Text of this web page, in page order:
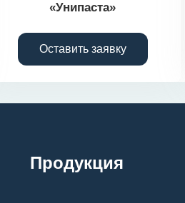
«Унипаста»
Оставить заявку
Продукция